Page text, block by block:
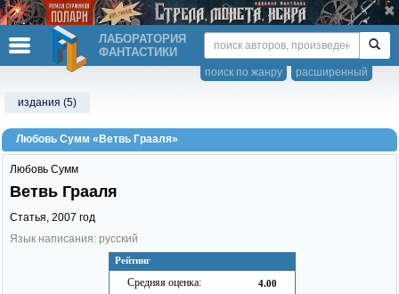
ЛАБОРАТОРИЯ
ФАНТАСТИКИ
расширенный
поиск по жанру
издания (5)
Любовь Сумм «Ветвь Грааля»
Рейтинг
Средняя оценка: 4.00
Любовь Сумм
Ветвь Грааля
Статья, 2007 год
Язык написания: русский